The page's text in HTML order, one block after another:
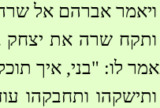
ויאמר אברהם אל
ותקח שרה את יצחק
לו: "בני, איך
ותישקהו ותחבקהו